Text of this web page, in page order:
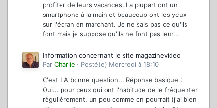
profiter de leurs vacances. La plupart ont un
smartphone à la main et beaucoup ont les yeux
sur l'écran en marchant. Je ne sais pas ce qu'ils
font mais je suppose qu'ils ne font pas leur...
Information concernant le site magazinevideo
Par Charlie · Posté(e) Mercredi à 18:10
C'est LA bonne question... Réponse basique :
Oui... pour ceux qui ont l'habitude de le fréquenter
régulièrement, un peu comme on pourrait (j'ai bien